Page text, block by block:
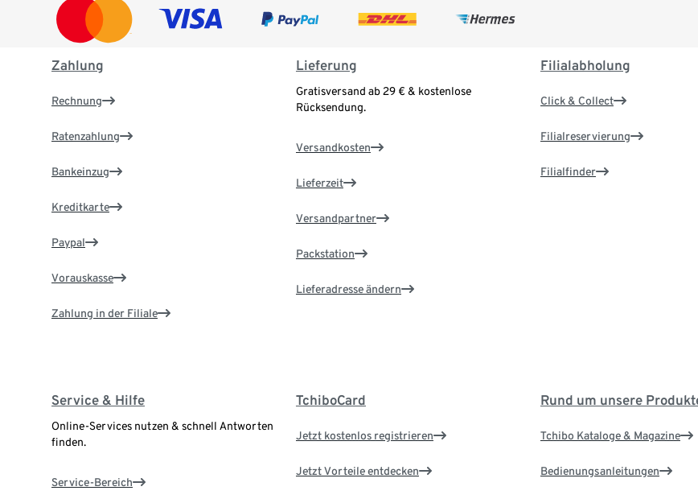
Zahlung
Rechnung
Ratenzahlung
Bankeinzug
Kreditkarte
Paypal
Vorauskasse
Zahlung in der Filiale
Lieferung
Gratisversand ab 29 € & kostenlose
Rücksendung.
Versandkosten
Lieferzeit
Versandpartner
Packstation
Lieferadresse ändern
Filialabholung
Click & Collect
Filialreservierung
Filialfinder
Service & Hilfe
Online-Services nutzen & schnell Antworten
finden.
Service-Bereich
TchiboCard
Jetzt kostenlos registrieren
Jetzt Vorteile entdecken
Rund um unsere
Tchibo Kataloge & Magazine
Bedienungsanleitungen